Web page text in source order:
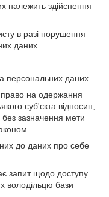
належить здійснення
в разі порушення
даних.
персональних даних
на одержання
суб'єкта відносин,
зазначення мети
до даних про себе
запит щодо доступу
володільцю бази